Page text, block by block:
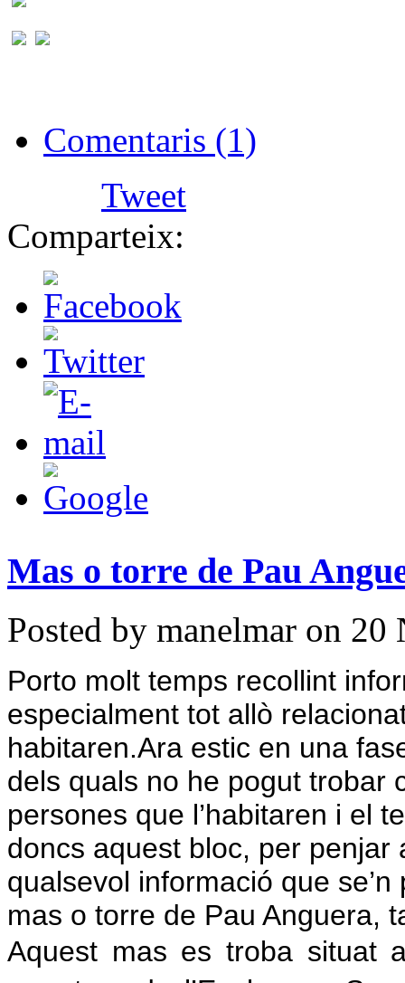
Comentaris (1)
Tweet
Comparteix:
Mas o torre de Pau
Posted by manelmar on
Porto molt temps recollint
especialment tot allò
habitaren.Ara estic en una
dels quals no he pogut trobar
persones que l’habitaren i el
doncs aquest bloc, per
qualsevol informació que se’n
mas o torre de Pau Anguera,
Aquest mas es troba situat